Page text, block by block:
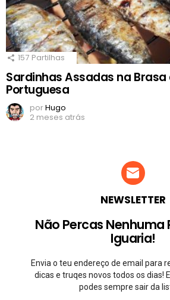
157 Partilhas
Sardinhas Assadas na Brasa
Portuguesa
porHugo
2 meses atrás
NEWSLETTER
Não Percas Nenhuma
Iguaria!
Envia o teu endereço de email para
dicas e truqes novos todos os dias!
podes sempre sair da